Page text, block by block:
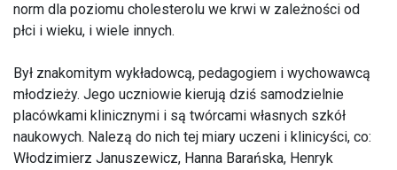
norm dla poziomu cholesterolu we krwi w zależności od
płci i wieku, i wiele innych.
Był znakomitym wykładowcą, pedagogiem i wychowawcą
młodzieży. Jego uczniowie kierują dziś samodzielnie
placówkami klinicznymi i są twórcami własnych szkół
naukowych. Nalezą do nich tej miary uczeni i klinicyści, co:
Włodzimierz Januszewicz, Hanna Barańska, Henryk